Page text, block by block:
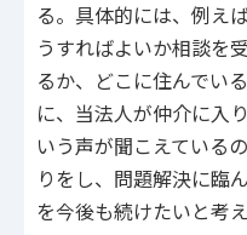
る。具体的には、例え
うすればよいか相談を
るか、どこに住んでい
に、当法人が仲介に入
いう声が聞こえている
りをし、問題解決に臨
を今後も続けたいと考え